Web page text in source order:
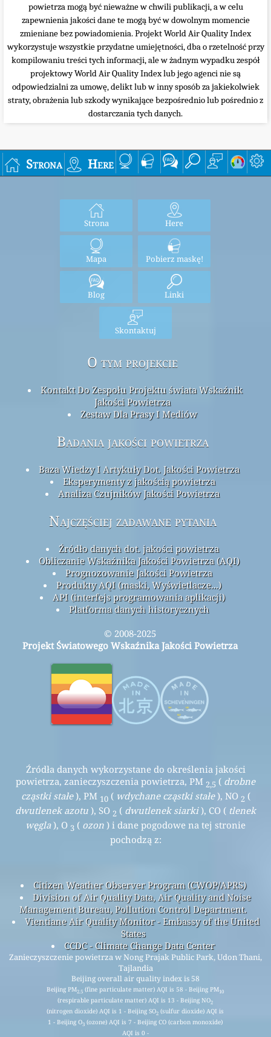
powietrza mogą być nieważne w chwili publikacji, a w celu
zapewnienia jakości dane te mogą być w dowolnym momencie
zmieniane bez powiadomienia. Projekt World Air Quality Index
wykorzystuje wszystkie przydatne umiejętności, dba o rzetelność przy
kompilowaniu treści tych informacji, ale w żadnym wypadku zespół
projektowy World Air Quality Index lub jego agenci nie są
odpowiedzialni za umowę, delikt lub w inny sposób za jakiekolwiek
straty, obrażenia lub szkody wynikające bezpośrednio lub pośrednio z
dostarczania tych danych.
Strona Here
Strona Here
Mapa Pobierz maskę!
Blog Linki
Skontaktuj
O tym projekcie
Kontakt Do Zespołu Projektu świata Wskaźnik
Jakości Powietrza
Zestaw Dla Prasy I Mediów
Badania jakości powietrza
Baza Wiedzy I Artykuły Dot. Jakości Powietrza
Eksperymenty z jakością powietrza
Analiza Czujników Jakości Powietrza
Najczęściej zadawane pytania
Źródło danych dot. jakości powietrza
Obliczanie Wskaźnika Jakości Powietrza (AQI)
Prognozowanie Jakości Powietrza
Produkty AQI (maski, Wyświetlacze...)
API (interfejs programowania aplikacji)
Platforma danych historycznych
© 2008-2025
Projekt Światowego Wskaźnika Jakości Powietrza
Źródła danych wykorzystane do określenia jakości
powietrza, zanieczyszczenia powietrza, PM 2,5 ( drobne
cząstki stałe), PM 10( wdychane cząstki stałe), NO 2 (
dwutlenek azotu ), SO 2 ( dwutlenek siarki), CO ( tlenek
węgla), O 3 ( ozon ) i dane pogodowe na tej stronie
pochodzą z:
Citizen Weather Observer Program (CWOP/APRS)
Division of Air Quality Data, Air Quality and Noise
Management Bureau, Pollution Control Department.
Vientiane Air Quality Monitor - Embassy of the United
States
CCDC - Climate Change Data Center
Zanieczyszczenie powietrza w Nong Prajak Public Park, Udon Thani,
Tajlandia
Beijing overall air quality index is 58
Beijing PM2.5 (fine particulate matter) AQI is 58 - Beijing PM10
(respirable particulate matter) AQI is 13 - Beijing NO2
(nitrogen dioxide) AQI is 1 - Beijing SO2 (sulfur dioxide) AQI is
1 - Beijing O3 (ozone) AQI is 7 - Beijing CO (carbon monoxide)
AQI is 0 -